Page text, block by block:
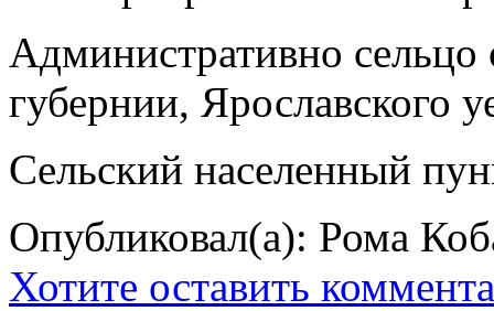
Административно сельцо
губернии, Ярославского
Сельский населенный
Опубликовал(а): Рома
Хотите оставить